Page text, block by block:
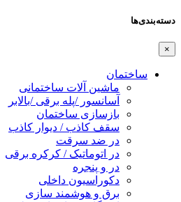
دسته‌بندی‌ها
×
ساختمان
ماشین آلات ساختمانی
آسانسور /پله برقی /بالابر
بازسازی ساختمان
سقف کاذب / دیوار کاذب
در ضد سرقت
در اتوماتیک / کرکره برقی
در و پنجره
دکوراسیون داخلی
برق و هوشمند سازی